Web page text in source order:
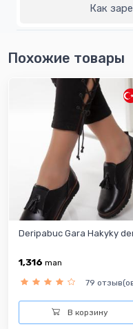
Как
Похожие товары
Deripabuc Gara Hakyky
1,316 man
79
В корзину